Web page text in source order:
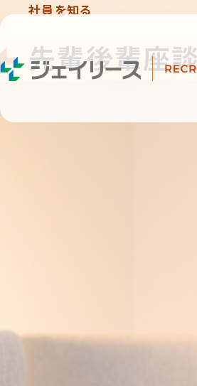
社員を知る
先輩後輩座